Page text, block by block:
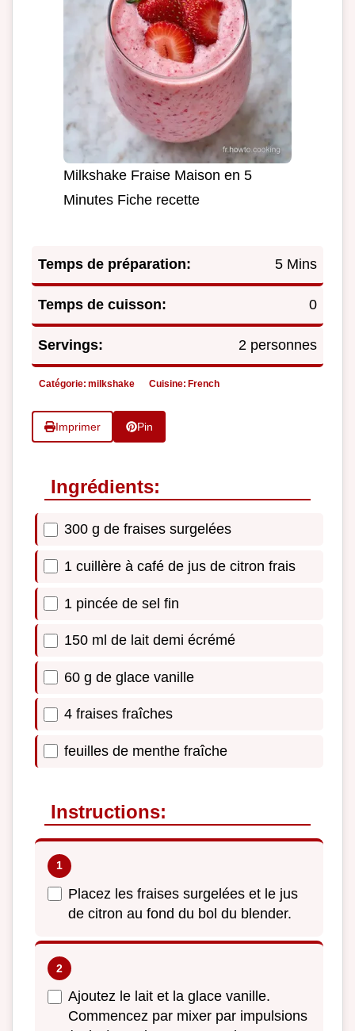
Milkshake Fraise Maison en 5
Minutes Fiche recette
Temps de préparation: 5 Mins
Temps de cuisson: 0
Servings: 2 personnes
Catégorie: milkshake Cuisine: French
Imprimer Pin
Ingrédients:
300 g de fraises surgelées
1 cuillère à café de jus de citron frais
1 pincée de sel fin
150 ml de lait demi écrémé
60 g de glace vanille
4 fraises fraîches
feuilles de menthe fraîche
Instructions:
Placez les fraises surgelées et le jus
de citron au fond du bol du blender.
Ajoutez le lait et la glace vanille.
Commencez par mixer par impulsions